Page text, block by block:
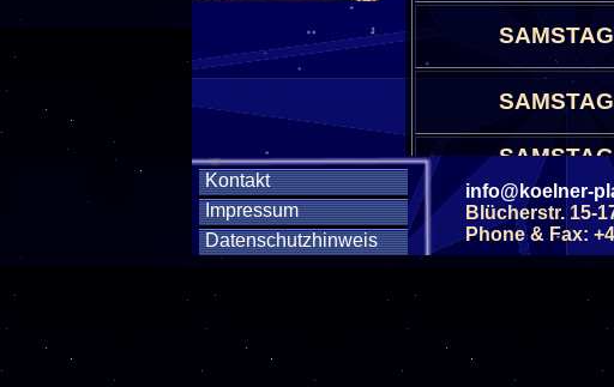
Kontakt
Impressum
Datenschutzhinweis
SAMSTAG
SAMSTAG
SAMSTAG
SAMSTAG
SAMSTAG
info@koelner-
Blücherstr.
Phone & Fax: